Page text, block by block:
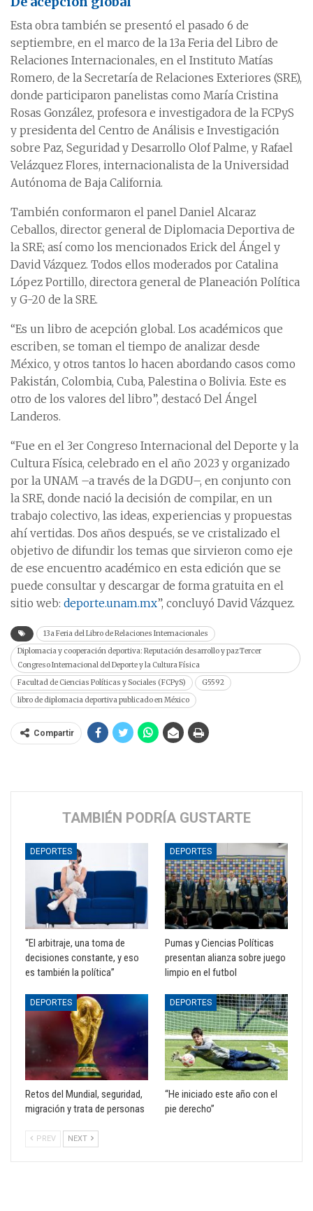
Esta obra también se presentó el pasado 6 de
septiembre, en el marco de la 13a Feria del Libro de
Relaciones Internacionales, en el Instituto Matías
Romero, de la Secretaría de Relaciones Exteriores (SRE),
donde participaron panelistas como María Cristina
Rosas González, profesora e investigadora de la FCPyS
y presidenta del Centro de Análisis e Investigación
sobre Paz, Seguridad y Desarrollo Olof Palme, y Rafael
Velázquez Flores, internacionalista de la Universidad
Autónoma de Baja California.
También conformaron el panel Daniel Alcaraz
Ceballos, director general de Diplomacia Deportiva de
la SRE; así como los mencionados Erick del Ángel y
David Vázquez. Todos ellos moderados por Catalina
López Portillo, directora general de Planeación Política
y G-20 de la SRE.
“Es un libro de acepción global. Los académicos que
escriben, se toman el tiempo de analizar desde
México, y otros tantos lo hacen abordando casos como
Pakistán, Colombia, Cuba, Palestina o Bolivia. Este es
otro de los valores del libro”, destacó Del Ángel
Landeros.
“Fue en el 3er Congreso Internacional del Deporte y la
Cultura Física, celebrado en el año 2023 y organizado
por la UNAM –a través de la DGDU–, en conjunto con
la SRE, donde nació la decisión de compilar, en un
trabajo colectivo, las ideas, experiencias y propuestas
ahí vertidas. Dos años después, se ve cristalizado el
objetivo de difundir los temas que sirvieron como eje
de ese encuentro académico en esta edición que se
puede consultar y descargar de forma gratuita en el
sitio web: deporte.unam.mx”, concluyó David Vázquez.
13a Feria del Libro de Relaciones Internacionales
Diplomacia y cooperación deportiva: Reputación desarrollo y paz Tercer
Congreso Internacional del Deporte y la Cultura Física
Facultad de Ciencias Políticas y Sociales (FCPyS)
G5592
libro de diplomacia deportiva publicado en México
Compartir
TAMBIÉN PODRÍA GUSTARTE
DEPORTES
“El arbitraje, una toma de
decisiones constante, y eso
es también la política”
DEPORTES
Pumas y Ciencias Políticas
presentan alianza sobre juego
limpio en el futbol
DEPORTES
Retos del Mundial, seguridad,
migración y trata de personas
DEPORTES
“He iniciado este año con el
pie derecho”
PREV NEXT